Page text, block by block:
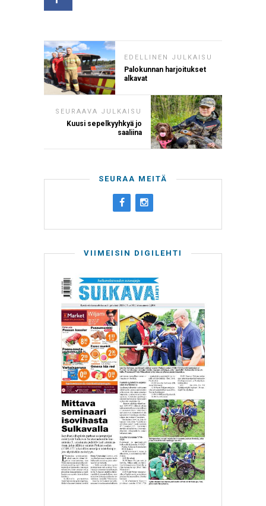
EDELLINEN JULKAISU
Palokunnan harjoitukset
alkavat
SEURAAVA JULKAISU
Kuusi sepelkyyhkyä jo
saaliina
SEURAA MEITÄ
VIIMEISIN DIGILEHTI